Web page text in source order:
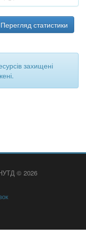
Перегляд статистики
захищені
© 2026